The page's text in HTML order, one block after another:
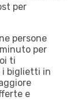
per
persone
per
ti
i biglietti in
e